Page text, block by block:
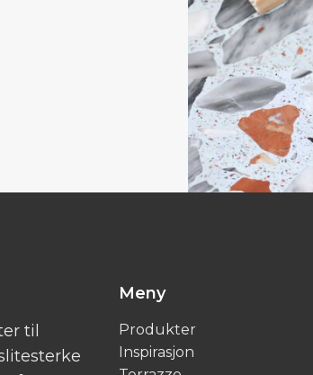
til
Meny
Produkter
Inspirasjon